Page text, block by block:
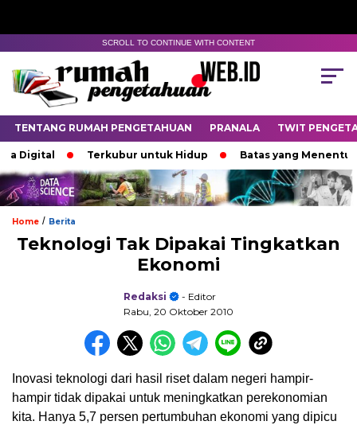
SCROLL TO CONTINUE WITH CONTENT
TENTANG RUMAH PENGETAHUAN PRANALA TWIT
Terkubur untuk Hidup Batas yang Menentukan
Home / Berita
Teknologi Tak Dipakai Tingkatkan
Ekonomi
Redaksi
- Editor
Rabu, 20 Oktober 2010
Inovasi teknologi dari hasil riset dalam negeri hampir-
hampir tidak dipakai untuk meningkatkan perekonomian
kita. Hanya 5,7 persen pertumbuhan ekonomi yang dipicu